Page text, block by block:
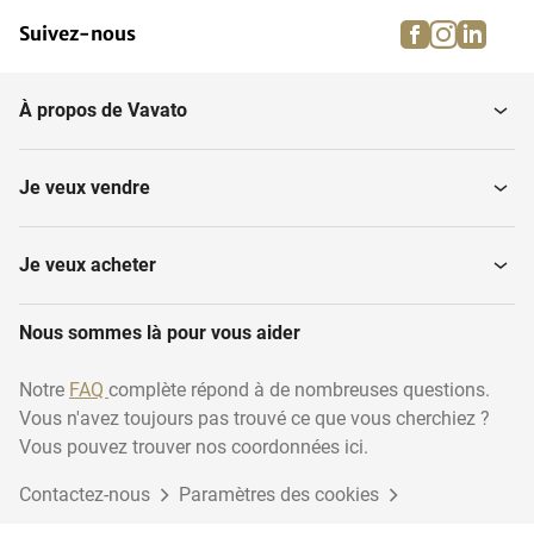
Jointers
Pièces de machines,
outils et...
bois
Mortaiseuses
Lignes de production Rectifieuses
Suivez-nous facebook
À propos de Vavato
Je veux vendre
Je veux acheter
Nous sommes là pour vous aider
Notre FAQ complète répond à de nombreuses questions.
Vous n'avez toujours pas trouvé ce que vous cherchiez ?
Vous pouvez trouver nos coordonnées ici.
Contactez-nous Paramètres des cookies